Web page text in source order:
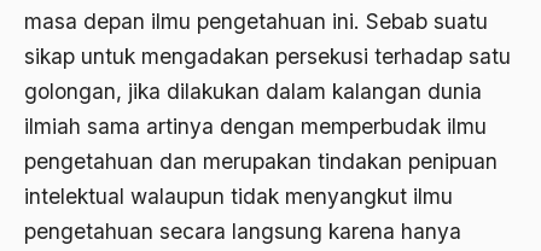
masa depan ilmu pengetahuan ini. Sebab suatu
sikap untuk mengadakan persekusi terhadap satu
golongan, jika dilakukan dalam kalangan dunia
ilmiah sama artinya dengan memperbudak ilmu
pengetahuan dan merupakan tindakan penipuan
intelektual walaupun tidak menyangkut ilmu
pengetahuan secara langsung karena hanya
Ahmadiyah
AIDS
Airport Changi
Airport Noto Hadi Negoro